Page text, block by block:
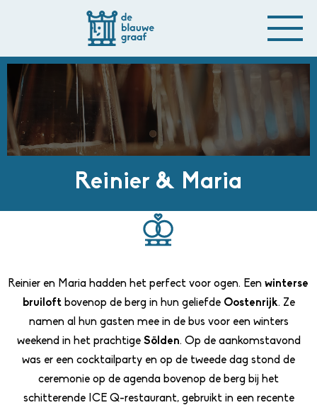
Reinier & Maria
Reinier en Maria hadden het perfect voor ogen. Een winterse
bruiloftbovenop de berg in hun geliefde Oostenrijk. Ze
namen al hun gasten mee in de bus voor een winters
weekend in het prachtige Sölden. Op de aankomstavond
was er een cocktailparty en op de tweede dag stond de
ceremonie op de agenda bovenop de berg bij het
schitterende ICE Q-restaurant, gebruikt in een recente